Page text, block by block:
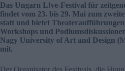
Das Ungarn L!ve-Festival für
findet vom 23. bis 29. Mai zum
statt und bietet
Workshops und
Nagy University of Art and Design
mit.
Der Organisator des Festivals, die